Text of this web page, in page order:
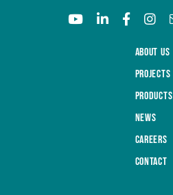
About us
Projects
Products
News
Careers
Contact